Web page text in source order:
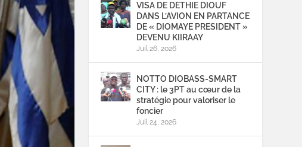
VISA DE DETHIE DIOUF
DANS L’AVION EN PARTANCE
DE « DIOMAYE PRESIDENT »
DEVENU KIIRAAY
Juil 26, 2026
NOTTO DIOBASS-SMART
CITY : le 3PT au cœur de la
stratégie pour valoriser le
foncier
Juil 24, 2026